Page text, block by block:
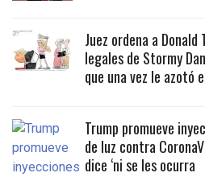
Juez ordena a
legales de Stormy
que una vez le azotó
Trump promueve
de luz contra
dice ‘ni se les ocurra